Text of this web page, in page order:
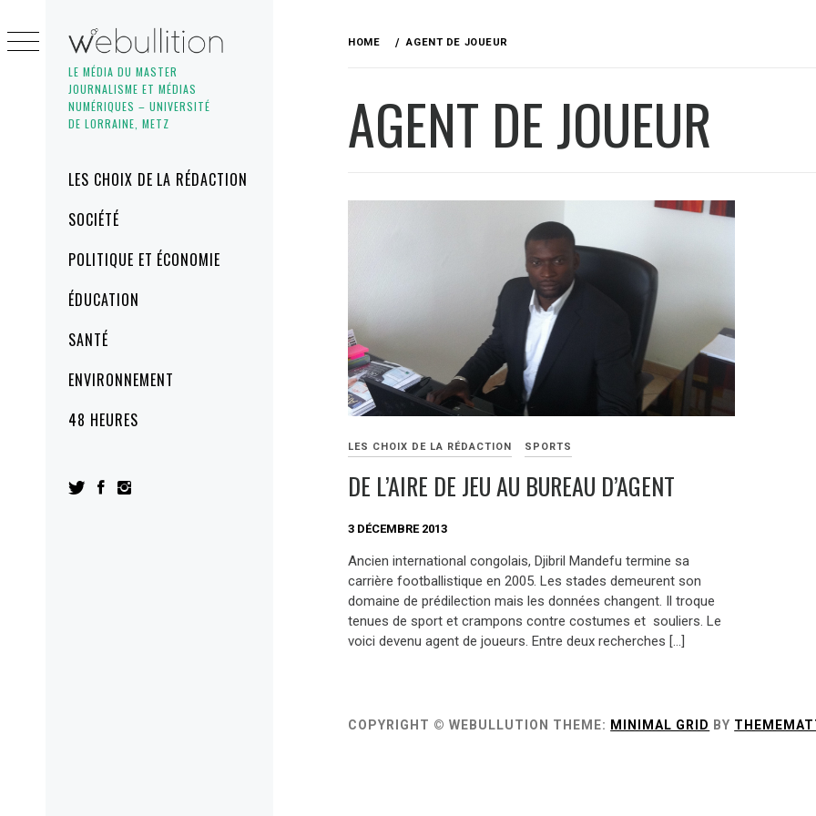
LE MÉDIA DU MASTER
JOURNALISME ET MÉDIAS
NUMÉRIQUES – UNIVERSITÉ
DE LORRAINE, METZ
MenuLES CHOIX DE LA RÉDACTION
SOCIÉTÉ
POLITIQUE ET ÉCONOMIE
ÉDUCATION
SANTÉ
ENVIRONNEMENT
48 HEURES
to
content
HOME AGENT DE JOUEUR
AGENT DE JOUEUR
LES CHOIX DE LA RÉDACTION SPORTS
DE L’AIRE DE JEU AU BUREAU D’AGENT
3 DÉCEMBRE 2013
Ancien international congolais, Djibril Mandefu termine sa
carrière footballistique en 2005. Les stades demeurent son
domaine de prédilection mais les données changent. Il troque
tenues de sport et crampons contre costumes et souliers. Le
voici devenu agent de joueurs. Entre deux recherches […]
COPYRIGHT © WEBULLUTION THEME: MINIMAL GRID BY